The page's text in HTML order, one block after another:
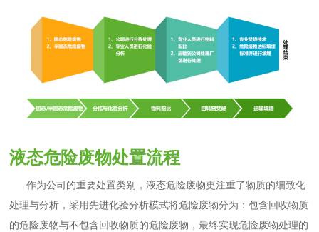
液态危险废物处置流程
作为公司的重要处置类别，液态危险废物更注重了物质的细致化
处理与分析，采用先进化验分析模式将危险废物分为：包含回收物质
的危险废物与不包含回收物质的危险废物，最终实现危险废物处理的